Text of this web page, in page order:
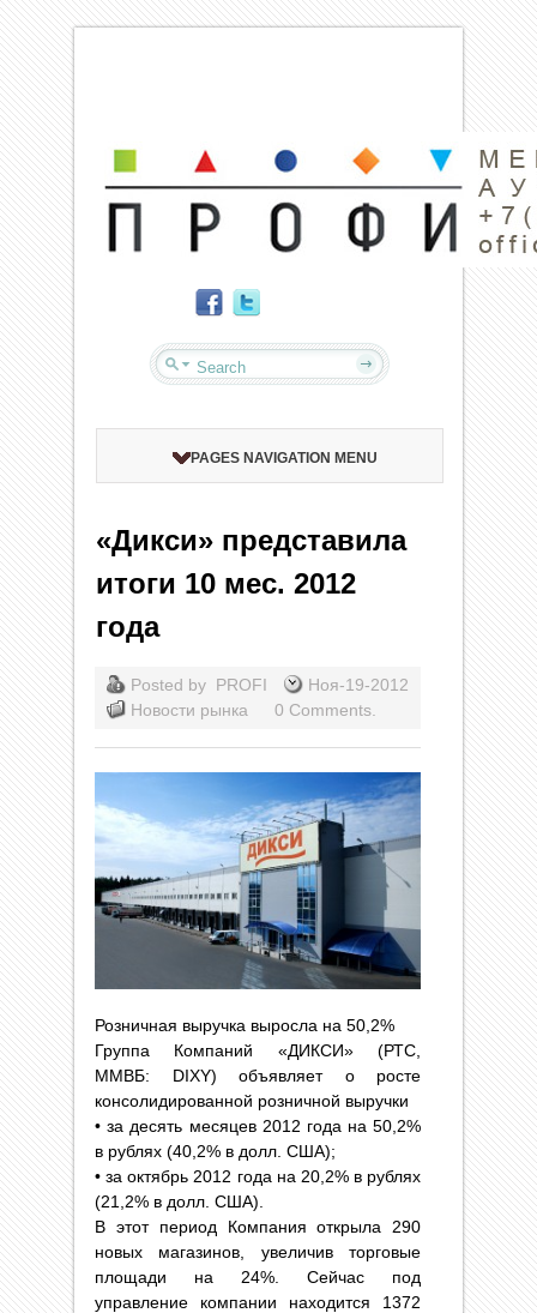
PAGES NAVIGATION MENU
«Дикси» представила
итоги 10 мес. 2012
года
Posted by PROFI
Ноя-19-2012
Новости рынка
0 Comments.
Розничная выручка выросла на 50,2%
Группа Компаний «ДИКСИ» (РТС,
ММВБ: DIXY) объявляет о росте
консолидированной розничной выручки
• за десять месяцев 2012 года на 50,2%
в рублях (40,2% в долл. США);
• за октябрь 2012 года на 20,2% в рублях
(21,2% в долл. США).
В этот период Компания открыла 290
новых магазинов, увеличив торговые
площади на 24%. Сейчас под
управление компании находится 1372